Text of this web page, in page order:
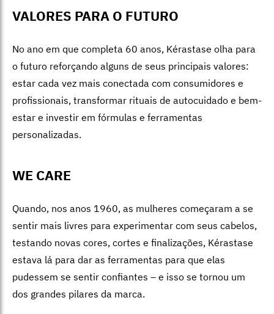
VALORES PARA O FUTURO
No ano em que completa 60 anos, Kérastase olha para
o futuro reforçando alguns de seus principais valores:
estar cada vez mais conectada com consumidores e
profissionais, transformar rituais de autocuidado e bem-
estar e investir em fórmulas e ferramentas
personalizadas.
WE CARE
Quando, nos anos 1960, as mulheres começaram a se
sentir mais livres para experimentar com seus cabelos,
testando novas cores, cortes e finalizações, Kérastase
estava lá para dar as ferramentas para que elas
pudessem se sentir confiantes – e isso se tornou um
dos grandes pilares da marca.